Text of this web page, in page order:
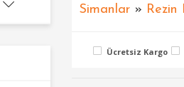
Simanlar» Rezin
Ücretsiz Kargo